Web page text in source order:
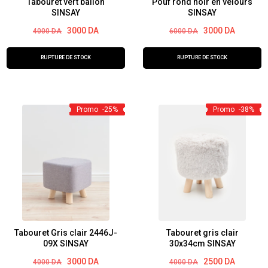
SINSAY
4000DA
Le
initial
était :
4000 DA.
3000 DA
Le
actuel
est :
3000 DA.
RUPTURE DE STOCK
SINSAY
6000DA
Le
initial
était :
6000 DA.
3000 DA
Le
actuel
est :
3000 DA.
RUPTURE DE STOCK
Promo -25%
Tabouret Gris clair 2446J-
09X SINSAY
4000DA
Le
3000 DA
Le
Promo -38%
Tabouret gris clair
30x34cm SINSAY
4000DA
Le
2500 DA
Le